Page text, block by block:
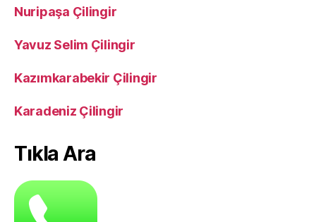
Nuripaşa Çilingir
Yavuz Selim Çilingir
Kazımkarabekir Çilingir
Karadeniz Çilingir
Tıkla Ara